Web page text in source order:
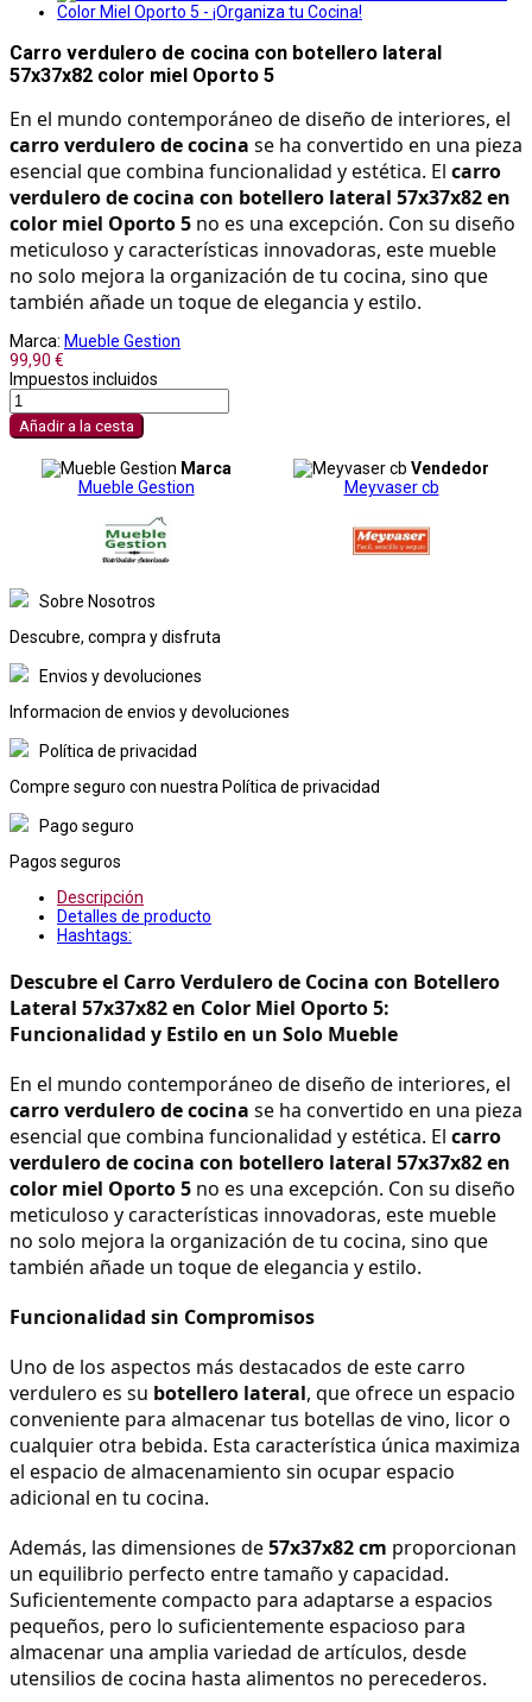
Carro verdulero de cocina con botellero lateral
57x37x82 color miel Oporto 5
carro verdulero de cocina se ha convertido en una pieza
esencial que combina funcionalidad y estética. El carro
verdulero de cocina con botellero lateral 57x37x82 en
color miel Oporto 5 no es una excepción. Con su diseño
meticuloso y características innovadoras, este mueble
no solo mejora la organización de tu cocina, sino que
también añade un toque de elegancia y estilo.
Marca: Mueble Gestion
99,90 €
Impuestos incluidos
Añadir a la cesta
Marca
Mueble Gestion
Vendedor
Meyvaser cb
Sobre Nosotros
Descubre, compra y disfruta
Envios y devoluciones
Informacion de envios y devoluciones
Política de privacidad
Compre seguro con nuestra Política de privacidad
Pago seguro
Pagos seguros
Descripción
Detalles de producto
Hashtags:
Descubre el Carro Verdulero de Cocina con Botellero
Lateral 57x37x82 en Color Miel Oporto 5:
Funcionalidad y Estilo en un Solo Mueble
carro verdulero de cocina se ha convertido en una pieza
esencial que combina funcionalidad y estética. El carro
verdulero de cocina con botellero lateral 57x37x82 en
color miel Oporto 5 no es una excepción. Con su diseño
meticuloso y características innovadoras, este mueble
no solo mejora la organización de tu cocina, sino que
también añade un toque de elegancia y estilo.
Funcionalidad sin Compromisos
Uno de los aspectos más destacados de este carro
verdulero es su botellero lateral, que ofrece un espacio
conveniente para almacenar tus botellas de vino, licor o
cualquier otra bebida. Esta característica única maximiza
el espacio de almacenamiento sin ocupar espacio
adicional en tu cocina.
Además, las dimensiones de 57x37x82 cm proporcionan
un equilibrio perfecto entre tamaño y capacidad.
Suficientemente compacto para adaptarse a espacios
pequeños, pero lo suficientemente espacioso para
almacenar una amplia variedad de artículos, desde
utensilios de cocina hasta alimentos no perecederos.